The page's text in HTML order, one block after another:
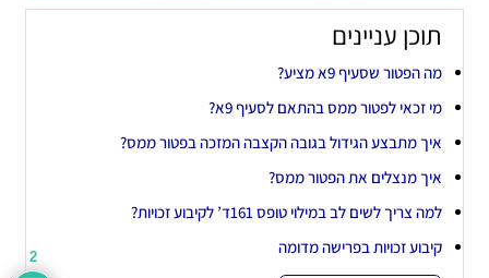
תוכן עניינים
מה הפטור שסעיף 9א מציע?
מי זכאי לפטור ממס בהתאם לסעיף 9א?
איך מתבצע הגידול בגובה הקצבה המזכה בפטור ממס?
איך מנצלים את הפטור ממס?
למה צריך לשים לב במילוי טופס 161ד’ לקיבוע זכויות?
קיבוע זכויות בפרישה מדומה
2